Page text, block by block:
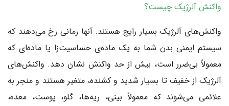
واکنش آلرژیک چیست؟
واکنش‌های آلرژیک بسیار رایج هستند. آنها زمانی رخ می‌دهند که
سیستم ایمنی بدن شما به یک ماده‌ی حساسیت‌زا یا ماده‌ای که
معمولاً بی‌ضرر است، بیش از حد واکنش نشان ‌دهد. واکنش‌های
آلرژیک از خفیف تا بسیار شدید و کشنده، متغیر هستند و منجر به
علائمی می‌شوند که معمولاً بینی، ریه‌ها، گلو، پوست، معده،